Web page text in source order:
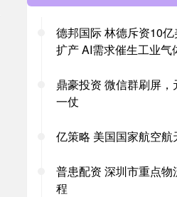
德邦国际 林德斥资10
扩产 AI需求催生工业气
鼎豪投资 微信群刷屏
一仗
亿策略 美国国家航空
普患配资 深圳市重点
程